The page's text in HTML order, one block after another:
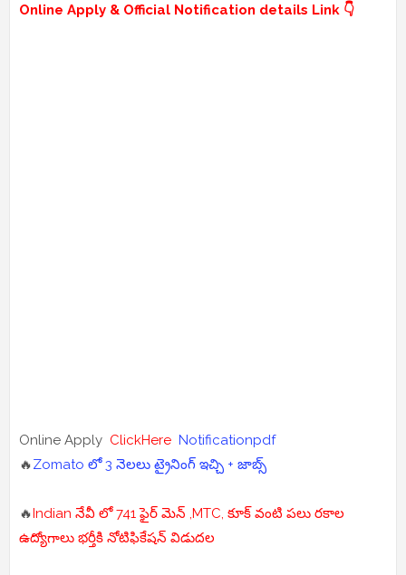
Online Apply & Official Notification details Link 👇
Online Apply ClickHere Notificationpdf
🔥Zomato లో 3 నెలలు ట్రైనింగ్ ఇచ్చి + జాబ్స్
🔥Indian నేవీ లో 741 ఫైర్ మెన్ ,MTC, కూక్ వంటి పలు రకాల
ఉద్యోగాలు భర్తీకి నోటిఫికేషన్ విడుదల